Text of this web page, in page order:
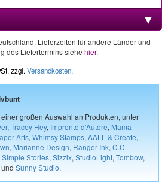
Lieferzeiten für andere Länder und
des Liefertermins siehe hier.
zzgl. Versandkosten.
großen Auswahl an Produkten, unter
, Tracey Hey, Impronte d'Autore, Mama
Arts, Whimsy Stamps, AALL & Create,
, Marianne Design, Ranger Ink, C.C.
Simple Stories, Sizzix, StudioLight, Tombow,
und Sunny Studio.